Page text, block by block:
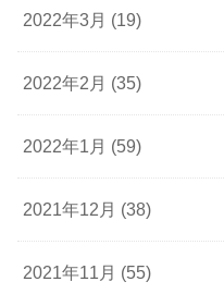
2022年3月 (19)
2022年2月 (35)
2022年1月 (59)
2021年12月 (38)
2021年11月 (55)